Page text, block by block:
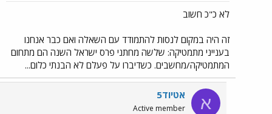
לא כ"כ חשוב
זה היה במקום לנסות להתמודד עם השאלה ואם כבר אנחנו
בענייני מתמטיקה: שלשה מחתני פרס ישראל השנה הם מתחום
המתמטיקה/מחשבים. כשדיברו על פעלם לא הבנתי כלום...
א אטיוד5
Active member